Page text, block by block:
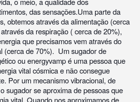
das sensações.Uma parte da
obtemos através da alimentação (cerca
da respiração ( cerca de 20%),
que precisamos vem através do
(cerca de 70%). Um sugador de
ou energyvamp é uma pessoa que
vital cósmica e não consegue
Por um mecanismo vibracional, de
sugador se aproxima de pessoas que
vital. Quando nos aproximamos de